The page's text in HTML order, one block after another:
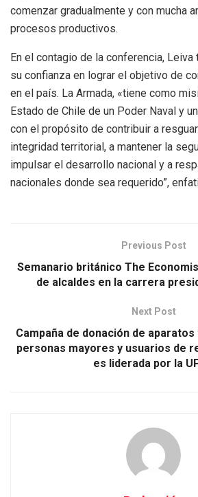
comenzar gradualmente y con mucha
procesos productivos.
En el contagio de la conferencia,
su confianza en lograr el objetivo de
en el país. La Armada, «tiene como
Estado de Chile de un Poder Naval y
con el propósito de contribuir a
integridad territorial, a mantener la
impulsar el desarrollo nacional y a
nacionales donde sea requerido”,
Previous Post
Semanario británico The
de alcaldes en la carrera
Next Post
Campaña de donación de
personas mayores y usuarios de
es liderada por la